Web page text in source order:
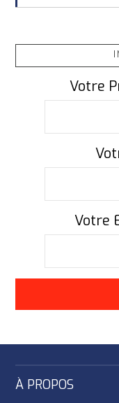
Votre
Votre
À PROPOS